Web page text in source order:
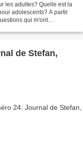
les adultes? Quelle est la
adolescents? A partir
qui m'ont
de Stefan,